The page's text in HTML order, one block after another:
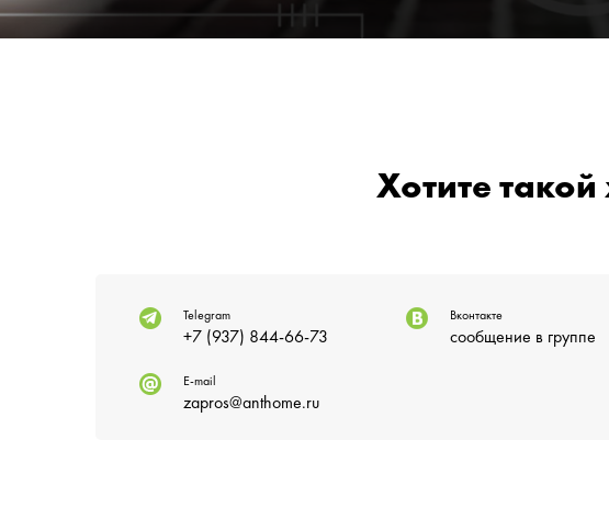
Хотите
Telegram
+7 (937) 844-66-73
Вконтакте
сообщение в группе
E-mail
zapros@anthome.ru